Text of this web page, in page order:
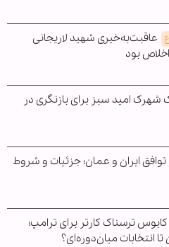
عاقبت‌به‌خیری شهید لاریجانی
بود
امید سبز برای بازنگری در
توافق ایران و عمان؛ جزئیات و شروط
ترسناک کارتر برای ترامپ؛
انتخابات میان‌دوره‌ای؟